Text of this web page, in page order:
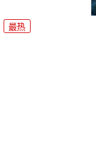
最热